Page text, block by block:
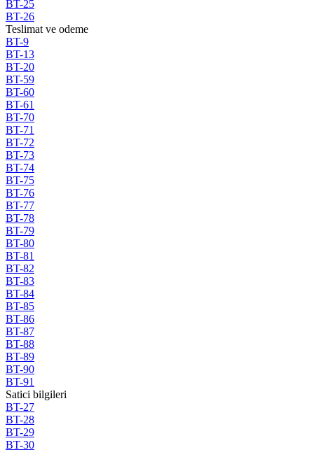
BT-25
BT-26
Teslimat ve odeme
BT-9
BT-13
BT-20
BT-59
BT-60
BT-61
BT-70
BT-71
BT-72
BT-73
BT-74
BT-75
BT-76
BT-77
BT-78
BT-79
BT-80
BT-81
BT-82
BT-83
BT-84
BT-85
BT-86
BT-87
BT-88
BT-89
BT-90
BT-91
Satici bilgileri
BT-27
BT-28
BT-29
BT-30